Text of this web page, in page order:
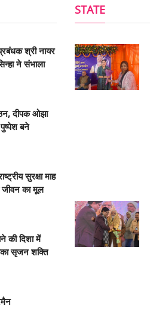
श्री नायर
ने संभाला
दीपक ओझा
पुष्पेश बने
सुरक्षा माह
जीवन का मूल
की दिशा में
सृजन शक्ति
STATE